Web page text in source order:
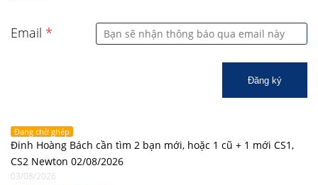
Email *
Đăng ký
Đang chờ ghép
Đinh Hoàng Bách cần tìm 2 bạn mới, hoặc 1 cũ + 1 mới CS1,
CS2 Newton 02/08/2026
03/08/2026